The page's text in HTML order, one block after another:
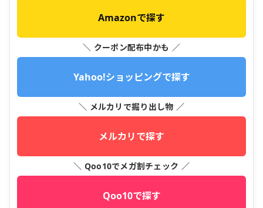
Amazonで探す
＼ クーポン配布中かも ／
Yahoo!ショッピングで探す
＼ メルカリで掘り出し物 ／
メルカリで探す
＼ Qoo10でメガ割チェック ／
Qoo10で探す